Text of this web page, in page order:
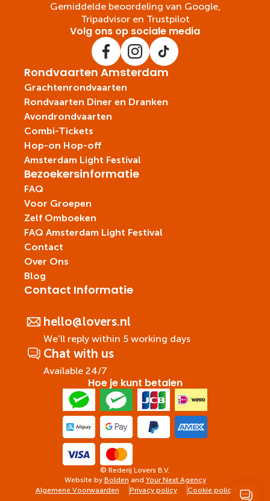
Gemiddelde beoordeling van Google,
Tripadvisor en Trustpilot
Contact Informatie
hello@lovers.nl
We'll reply within 5 working days
Chat with us
Available 24/7
Rondvaarten Amsterdam
Grachtenrondvaarten
Rondvaarten Diner en Dranken
Avondrondvaarten
Combi-Tickets
Hop-on Hop-off
Amsterdam Light Festival
Bezoekersinformatie
FAQ
Voor Groepen
Zelf Omboeken
FAQ Amsterdam Light Festival
Contact
Over Ons
Blog
Volg ons op sociale media
Hoe je kunt betalen
© Rederij Lovers B.V.
Website by Bolden and Your Next Agency
Algemene Voorwaarden
Privacy policy Cookie policy